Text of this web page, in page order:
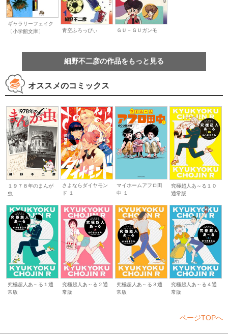
ギャラリーフェイク
〔小学館文庫〕
青空ふろっぴぃ ＧＵ－ＧＵガンモ
細野不二彦の作品をもっと見る
オススメのコミックス
１９７８年のまんが
虫
さよならダイヤモン
ド １
マイホームアフロ田
中 １
究極超人あ～る１０
通常版
究極超人あ～る１通
常版
究極超人あ～る２通
常版
究極超人あ～る３通
常版
究極超人あ～る４通
常版
ページTOPへ